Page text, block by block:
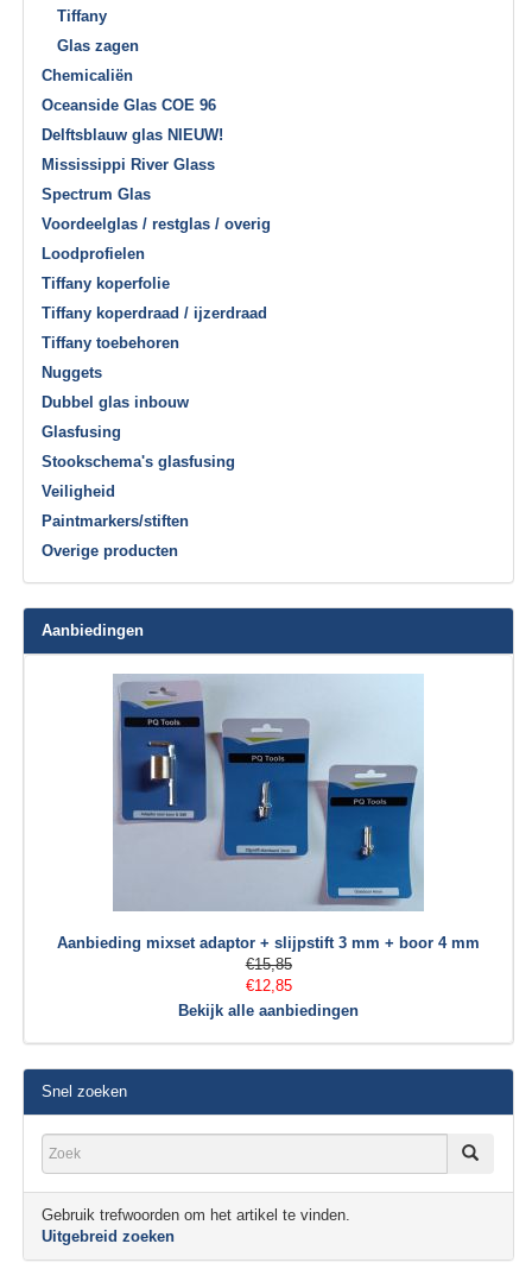
Tiffany
Glas zagen
Chemicaliën
Oceanside Glas COE 96
Delftsblauw glas NIEUW!
Mississippi River Glass
Spectrum Glas
Voordeelglas / restglas / overig
Loodprofielen
Tiffany koperfolie
Tiffany koperdraad / ijzerdraad
Tiffany toebehoren
Nuggets
Dubbel glas inbouw
Glasfusing
Stookschema's glasfusing
Veiligheid
Paintmarkers/stiften
Overige producten
Aanbiedingen
Aanbieding mixset adaptor + slijpstift 3 mm + boor 4 mm
€15,85
€12,85
Bekijk alle aanbiedingen
Snel zoeken
Gebruik trefwoorden om het artikel te vinden.
Uitgebreid zoeken